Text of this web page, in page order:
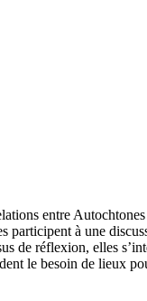
entre
à une
de réflexion, elles
le besoin de lieux